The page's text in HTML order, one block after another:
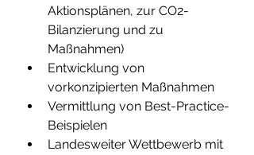
Aktionsplänen, zur CO2-
Bilanzierung und zu
Maßnahmen)
Entwicklung von
vorkonzipierten Maßnahmen
Vermittlung von Best-Practice-
Beispielen
Landesweiter Wettbewerb mit